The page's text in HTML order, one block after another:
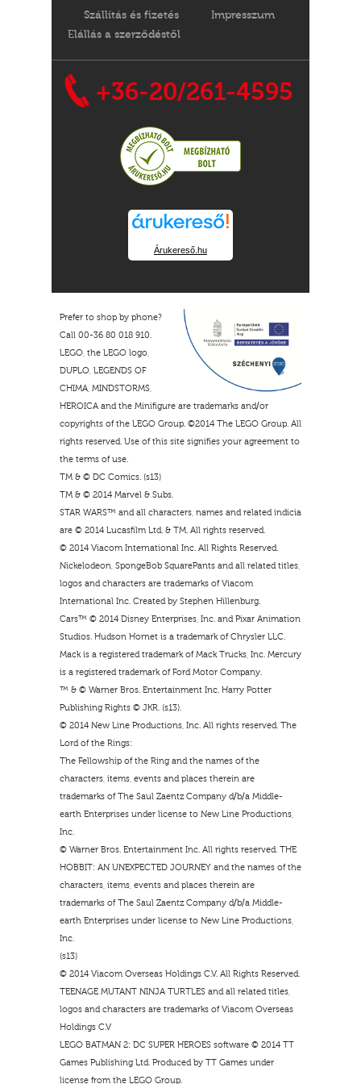
Szállítás és fizetés
Impresszum
Elállás a szerződéstől
+36-20/261-4595
Árukereső.hu
Prefer to shop by phone?
Call 00-36 80 018 910.
LEGO, the LEGO logo,
DUPLO, LEGENDS OF
CHIMA, MINDSTORMS,
HEROICA and the Minifigure are trademarks and/or
copyrights of the LEGO Group. ©2014 The LEGO Group. All
rights reserved. Use of this site signifies your agreement to
the terms of use.
TM & © DC Comics. (s13)
TM & © 2014 Marvel & Subs.
STAR WARS™ and all characters, names and related indicia
are © 2014 Lucasfilm Ltd. & TM. All rights reserved.
© 2014 Viacom International Inc. All Rights Reserved.
Nickelodeon, SpongeBob SquarePants and all related titles,
logos and characters are trademarks of Viacom
International Inc. Created by Stephen Hillenburg.
Cars™ © 2014 Disney Enterprises, Inc. and Pixar Animation
Studios. Hudson Hornet is a trademark of Chrysler LLC.
Mack is a registered trademark of Mack Trucks, Inc. Mercury
is a registered trademark of Ford Motor Company.
™ & © Warner Bros. Entertainment Inc. Harry Potter
Publishing Rights © JKR. (s13).
© 2014 New Line Productions, Inc. All rights reserved. The
Lord of the Rings:
The Fellowship of the Ring and the names of the
characters, items, events and places therein are
trademarks of The Saul Zaentz Company d/b/a Middle-
earth Enterprises under license to New Line Productions,
Inc.
© Warner Bros. Entertainment Inc. All rights reserved. THE
HOBBIT: AN UNEXPECTED JOURNEY and the names of the
characters, items, events and places therein are
trademarks of The Saul Zaentz Company d/b/a Middle-
earth Enterprises under license to New Line Productions,
Inc.
(s13)
© 2014 Viacom Overseas Holdings C.V. All Rights Reserved.
TEENAGE MUTANT NINJA TURTLES and all related titles,
logos and characters are trademarks of Viacom Overseas
Holdings C.V
LEGO BATMAN 2: DC SUPER HEROES software © 2014 TT
Games Publishing Ltd. Produced by TT Games under
license from the LEGO Group.